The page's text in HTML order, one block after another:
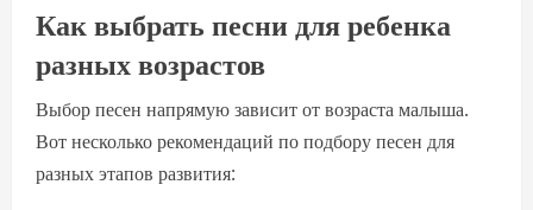
Как выбрать песни для ребенка
разных возрастов
Выбор песен напрямую зависит от возраста малыша.
Вот несколько рекомендаций по подбору песен для
разных этапов развития: